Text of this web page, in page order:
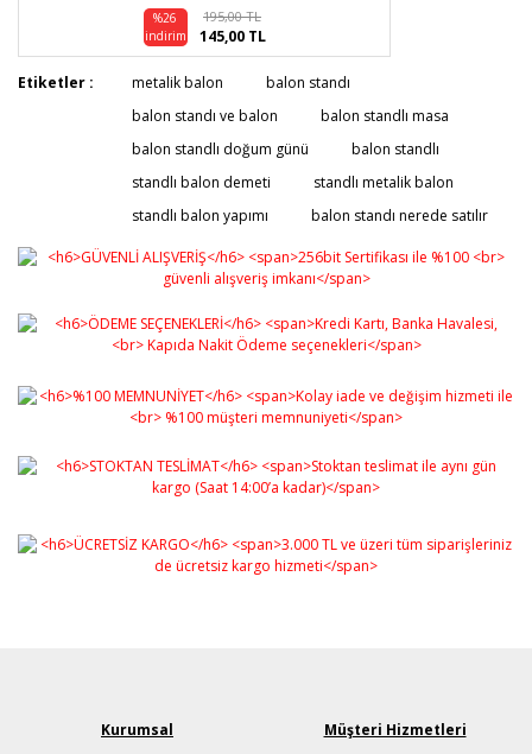
%26
indirim
195,00 TL
145,00 TL
Etiketler : metalik balon
balon standı
balon standı ve balon
balon standlı masa
balon standlı doğum günü
balon standlı
standlı balon demeti
standlı metalik balon
standlı balon yapımı
balon standı nerede satılır
Kurumsal
Müşteri Hizmetleri